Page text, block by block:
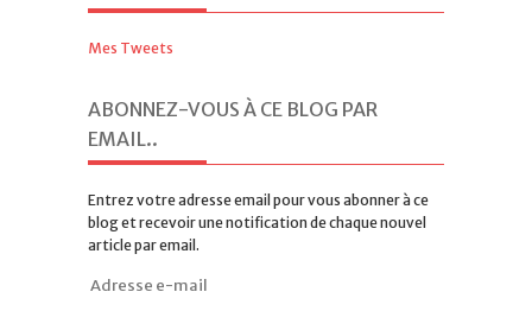
Mes Tweets
ABONNEZ-VOUS À CE BLOG PAR
EMAIL..
Entrez votre adresse email pour vous abonner à ce
blog et recevoir une notification de chaque nouvel
article par email.
Adresse